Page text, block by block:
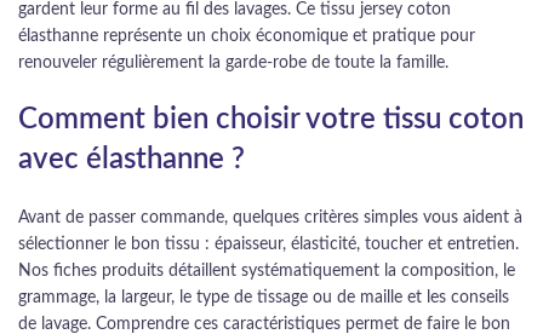
gardent leur forme au fil des lavages. Ce tissu jersey coton
élasthanne représente un choix économique et pratique pour
renouveler régulièrement la garde-robe de toute la famille.
Comment bien choisir votre tissu coton
avec élasthanne ?
Avant de passer commande, quelques critères simples vous aident à
sélectionner le bon tissu : épaisseur, élasticité, toucher et entretien.
Nos fiches produits détaillent systématiquement la composition, le
grammage, la largeur, le type de tissage ou de maille et les conseils
de lavage. Comprendre ces caractéristiques permet de faire le bon